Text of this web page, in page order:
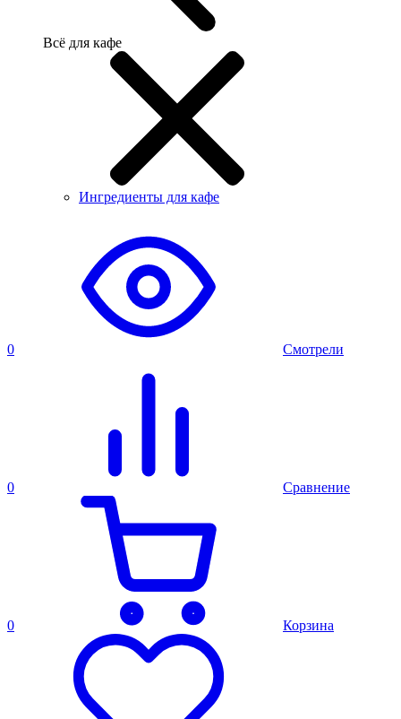
Всё для кафе
Ингредиенты для кафе
0 Смотрели
0 Сравнение
0 Корзина